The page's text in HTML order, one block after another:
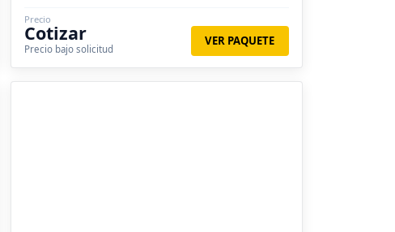
Precio
Cotizar
Precio bajo solicitud
VER PAQUETE